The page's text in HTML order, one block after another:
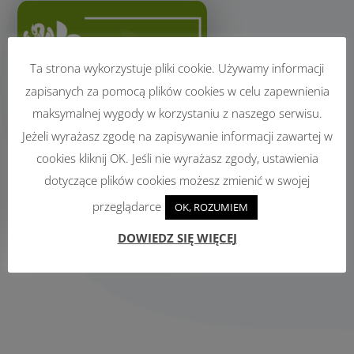
Ta strona wykorzystuje pliki cookie. Używamy informacji
zapisanych za pomocą plików cookies w celu zapewnienia
maksymalnej wygody w korzystaniu z naszego serwisu.
Jeżeli wyrażasz zgodę na zapisywanie informacji zawartej w
cookies kliknij OK. Jeśli nie wyrażasz zgody, ustawienia
dotyczące plików cookies możesz zmienić w swojej
przeglądarce
OK, ROZUMIEM
DOWIEDZ SIĘ WIĘCEJ